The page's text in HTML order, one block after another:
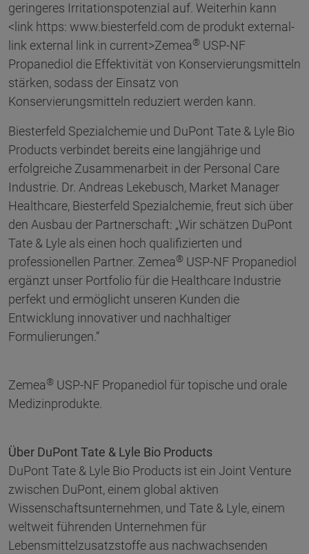
geringeres Irritationspotenzial auf. Weiterhin kann
<link https: www.biesterfeld.com de produkt external-
link external link in current>Zemea® USP-NF
Propanediol die Effektivität von Konservierungsmitteln
stärken, sodass der Einsatz von
Konservierungsmitteln reduziert werden kann.
Biesterfeld Spezialchemie und DuPont Tate & Lyle Bio
Products verbindet bereits eine langjährige und
erfolgreiche Zusammenarbeit in der Personal Care
Industrie. Dr. Andreas Lekebusch, Market Manager
Healthcare, Biesterfeld Spezialchemie, freut sich über
den Ausbau der Partnerschaft: „Wir schätzen DuPont
Tate & Lyle als einen hoch qualifizierten und
professionellen Partner. Zemea® USP-NF Propanediol
ergänzt unser Portfolio für die Healthcare Industrie
perfekt und ermöglicht unseren Kunden die
Entwicklung innovativer und nachhaltiger
Formulierungen.“
Zemea® USP-NF Propanediol für topische und orale
Medizinprodukte.
Über DuPont Tate & Lyle Bio Products
DuPont Tate & Lyle Bio Products ist ein Joint Venture
zwischen DuPont, einem global aktiven
Wissenschaftsunternehmen, und Tate & Lyle, einem
weltweit führenden Unternehmen für
Lebensmittelzusatzstoffe aus nachwachsenden